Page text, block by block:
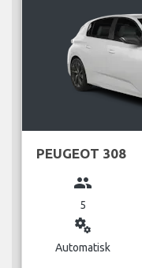
PEUGEOT 308
group
5
miscellaneous_services
Automatisk